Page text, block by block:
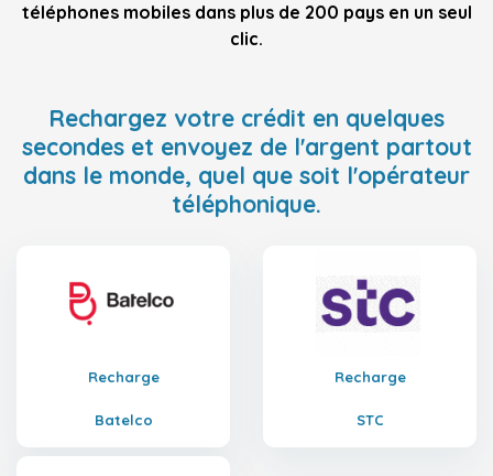
téléphones mobiles dans plus de 200 pays en un seul
clic.
Rechargez votre crédit en quelques
secondes et envoyez de l'argent partout
dans le monde, quel que soit l'opérateur
téléphonique.
Recharge
Batelco
Recharge
STC